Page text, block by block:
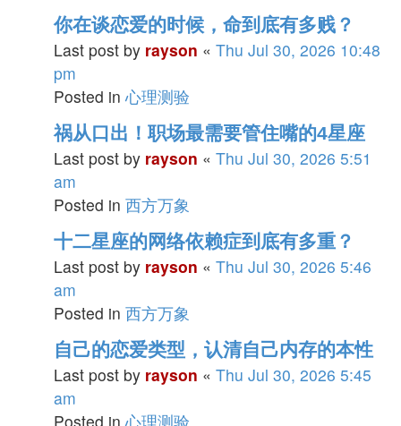
你在谈恋爱的时候，命到底有多贱？
Last post by rayson « Thu Jul 30, 2026 10:48
pm
Posted in心理测验
祸从口出！职场最需要管住嘴的4星座
Last post by rayson « Thu Jul 30, 2026 5:51
am
Posted in 西方万象
十二星座的网络依赖症到底有多重？
Last post by rayson « Thu Jul 30, 2026 5:46
am
Posted in 西方万象
自己的恋爱类型，认清自己内存的本性
Last post by rayson « Thu Jul 30, 2026 5:45
am
Posted in心理测验